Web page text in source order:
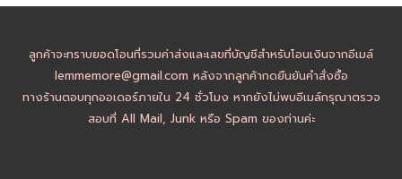
ลูกค้าจะทราบยอดโอนที่รวมค่าส่งและเลขที่บัญชีสำหรับโอนเงินจากอีเมล์
lemmemore@gmail.com หลังจากลูกค้ากดยืนยันคำสั่งซื้อ
ทางร้านตอบทุกออเดอร์ภายใน 24 ชั่วโมง หากยังไม่พบอีเมล์กรุณาตรวจ
สอบที่ All Mail, Junk หรือ Spam ของท่านค่ะ